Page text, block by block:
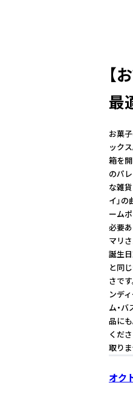
【
最
お菓
ック
箱を
のパ
な雑
イ」
ーム
必要
マリ
誕生
と同
さで
ンデ
ム・
品に
くだ
取り
オク